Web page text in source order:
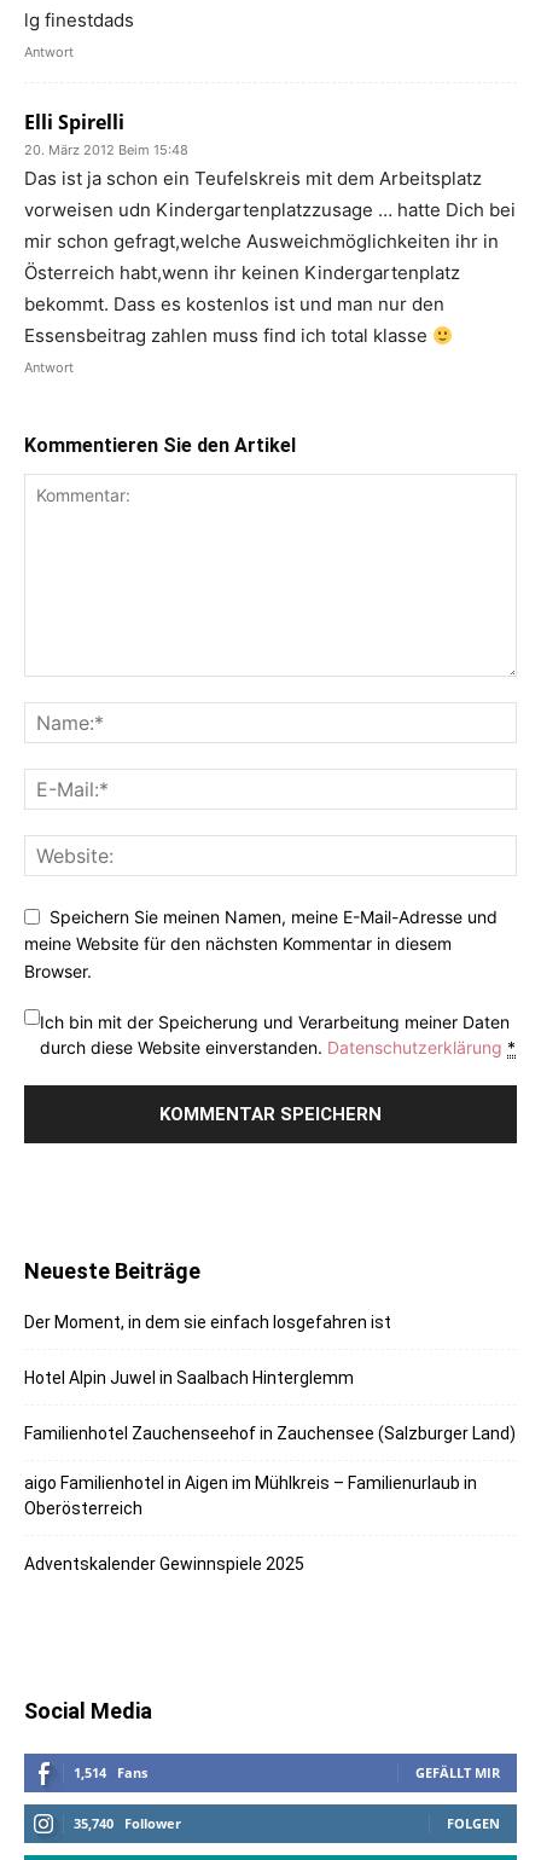
lg finestdads
Antwort
Elli Spirelli
20. März 2012 Beim 15:48
Das ist ja schon ein Teufelskreis mit dem Arbeitsplatz
vorweisen udn Kindergartenplatzzusage … hatte Dich bei
mir schon gefragt,welche Ausweichmöglichkeiten ihr in
Österreich habt,wenn ihr keinen Kindergartenplatz
bekommt. Dass es kostenlos ist und man nur den
Essensbeitrag zahlen muss find ich total klasse
Antwort
Kommentieren Sie den Artikel
Speichern Sie meinen Namen, meine E-Mail-Adresse und
meine Website für den nächsten Kommentar in diesem
Browser.
Ich bin mit der Speicherung und Verarbeitung meiner Daten
durch diese Website einverstanden. Datenschutzerklärung *
Neueste Beiträge
Der Moment, in dem sie einfach losgefahren ist
Hotel Alpin Juwel in Saalbach Hinterglemm
Familienhotel Zauchenseehof in Zauchensee (Salzburger Land)
aigo Familienhotel in Aigen im Mühlkreis – Familienurlaub in
Oberösterreich
Adventskalender Gewinnspiele 2025
Social Media
1,514 Fans GEFÄLLT MIR
35,740 Follower FOLGEN